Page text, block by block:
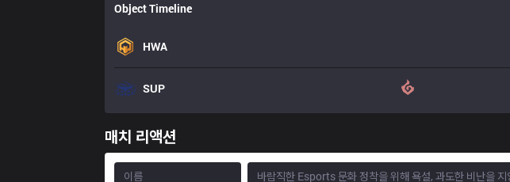
Object Timeline
HWA
SUP
매치 리액션